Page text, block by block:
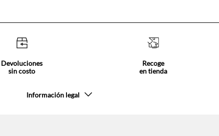
Devoluciones
sin costo
Recoge
en tienda
Información legal